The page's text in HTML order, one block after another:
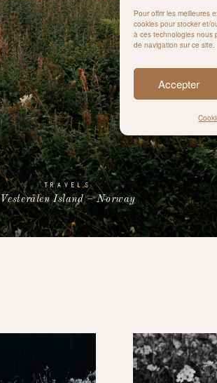
Pour offrir les meilleures
cookies pour stocker et/
à ces technologies nous
de navigation sur ce site.
Accepter
TRAVELS
Vesterålen Island – Norway